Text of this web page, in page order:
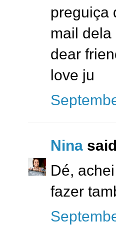
preguiça
mail dela
dear
love ju
Nina
Dé,
fazer